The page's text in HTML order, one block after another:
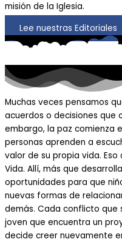
misión de la Iglesia.
Lee nuestras Editoriales
Muchas veces pensamos
acuerdos o decisiones que
embargo, la paz comienza
personas aprenden a
valor de su propia vida.
Vida. Allí, más que
oportunidades para que
nuevas formas de
demás. Cada conflicto que
joven que encuentra un
decide creer nuevamente